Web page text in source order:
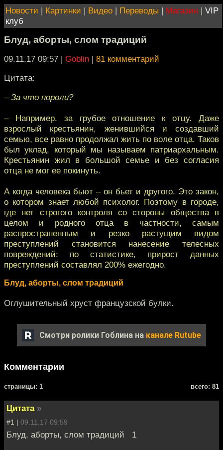
Новости | Картинки | Видео | Переводы | Магазин | VIP
клуб
Блуд, аборты, слом традиций
09.11.17 09:57 | Goblin | 81 комментарий
Цитата:
– За что пороли?
– Например, за грубое отношение к отцу. Даже
взрослый крестьянин, женившийся и создавший
семью, все равно продолжал жить по воле отца. Таков
был уклад, который мы называем патриархальным.
Крестьянин жил в большой семье и без согласия
отца не мог ее покинуть.
А когда человека бьют – он бьет и другого. Это закон,
о котором знает любой психолог. Поэтому в городе,
где нет строгого контроля со стороны общества в
целом и родного отца в частности, самым
распространенным и резко растущим видом
преступлений становится нанесение телесных
повреждений: по статистике, прирост данных
преступлений составлял 200% ежегодно.
Блуд, аборты, слом традиций
Оглушительный хруст французской булки.
Смотри ролики Гоблина на канале Rutube
Комментарии
cтраницы: 1 всего: 81
Цитата »
#1 | 09.11.17 09:59
Блуд, аборты, слом традиций 1